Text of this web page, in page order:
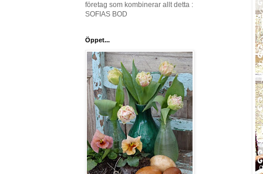
företag som kombinerar allt detta :
SOFIAS BOD
Öppet...